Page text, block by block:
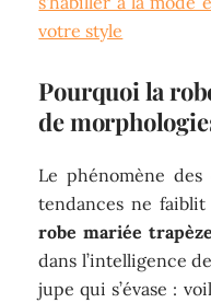
votre style
Pourquoi la
de
Le phénomène
tendances ne
robe mariée trapèze
dans l’intelligence
jupe qui s’évase :